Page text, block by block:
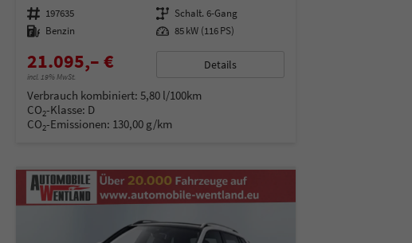
Fahrzeugnummer 197635 Getriebe Schalt. 6-Gang
Kraftstoff Benzin Leistung 85 kW (116 PS)
21.095,– €
incl. 19% MwSt.
Details
Verbrauch kombiniert:5,80 l/100km
CO2-Klasse: D
CO2-Emissionen: 130,00 g/km